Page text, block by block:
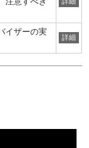
イザーの実
詳細